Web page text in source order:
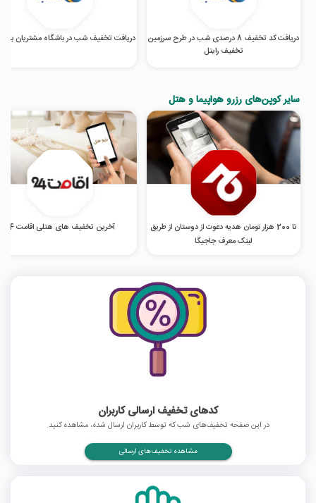
دریافت کد تخفیف 8 درصدی شب در طرح سرزمین
تخفیف رایتل
دریافت تخفیف شب در باشگاه مشتریان
سایر کوپن‌های رزرو هواپیما و هتل
تا 200 هزار تومان هدیه دعوت از دوستان از طریق
لینک معرف جاجیگا
آخرین تخفیف های هتلی اقامت 24
کدهای تخفیف ارسالی کاربران
در این صفحه تخفیف‌های شب که توسط کاربران ارسال شده، مشاهده کنید.
مشاهده تخفیف‌های ارسالی